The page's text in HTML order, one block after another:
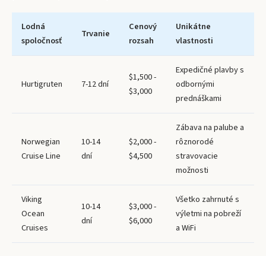
Lodná
spoločnosť
Trvanie
Cenový
rozsah
Unikátne
vlastnosti
Hurtigruten 7-12 dní
$1,500 -
$3,000
Expedičné plavby s
odbornými
prednáškami
Norwegian
Cruise Line
10-14
dní
$2,000 -
$4,500
Zábava na palube a
rôznorodé
stravovacie
možnosti
Viking
Ocean
Cruises
10-14
dní
$3,000 -
$6,000
Všetko zahrnuté s
výletmi na pobreží
a WiFi